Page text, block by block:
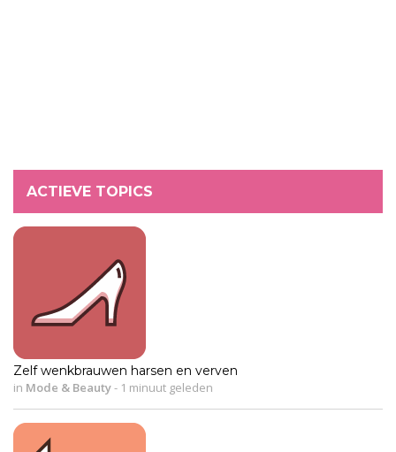
ACTIEVE TOPICS
Zelf wenkbrauwen harsen en verven
in Mode & Beauty- 1 minuut geleden